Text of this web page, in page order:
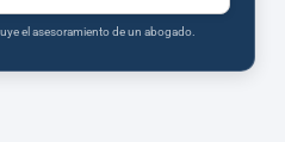
el asesoramiento de un abogado.